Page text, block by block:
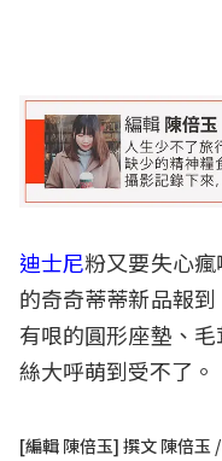
迪士尼粉又要失心
的奇奇蒂蒂新品報
有哏的圓形座墊、
絲大呼萌到受不了。
[編輯 陳倍玉] 撰文 陳倍玉